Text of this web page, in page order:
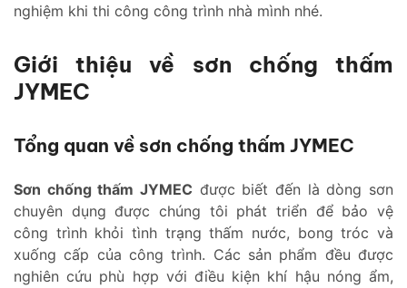
nghiệm khi thi công công trình nhà mình nhé.
Giới thiệu về sơn chống thấm
JYMEC
Tổng quan về sơn chống thấm JYMEC
Sơn chống thấm JYMEC được biết đến là dòng sơn
chuyên dụng được chúng tôi phát triển để bảo vệ
công trình khỏi tình trạng thấm nước, bong tróc và
xuống cấp của công trình. Các sản phẩm đều được
nghiên cứu phù hợp với điều kiện khí hậu nóng ẩm,